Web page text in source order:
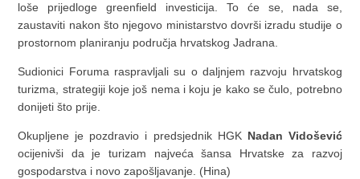
loše prijedloge greenfield investicija. To će se, nada se,
zaustaviti nakon što njegovo ministarstvo dovrši izradu studije o
prostornom planiranju područja hrvatskog Jadrana.
Sudionici Foruma raspravljali su o daljnjem razvoju hrvatskog
turizma, strategiji koje još nema i koju je kako se čulo, potrebno
donijeti što prije.
Okupljene je pozdravio i predsjednik HGK Nadan Vidošević
ocijenivši da je turizam najveća šansa Hrvatske za razvoj
gospodarstva i novo zapošljavanje. (Hina)